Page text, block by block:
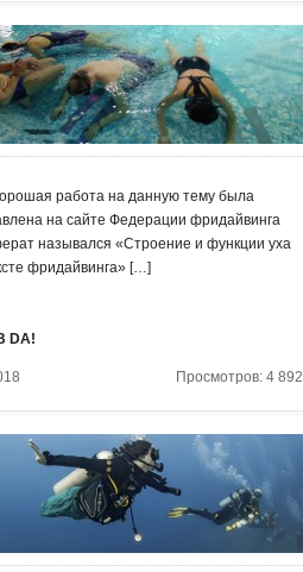
работа на данную тему была
на сайте Федерации фридайвинга
назывался «Строение и функции уха
фридайвинга» […]
DA!
Просмотров: 4 892